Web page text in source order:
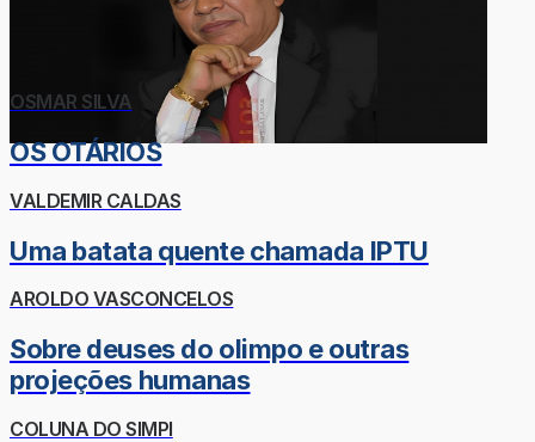
OSMAR SILVA
OS OTÁRIOS
VALDEMIR CALDAS
Uma batata quente chamada IPTU
AROLDO VASCONCELOS
Sobre deuses do olimpo e outras
projeções humanas
COLUNA DO SIMPI